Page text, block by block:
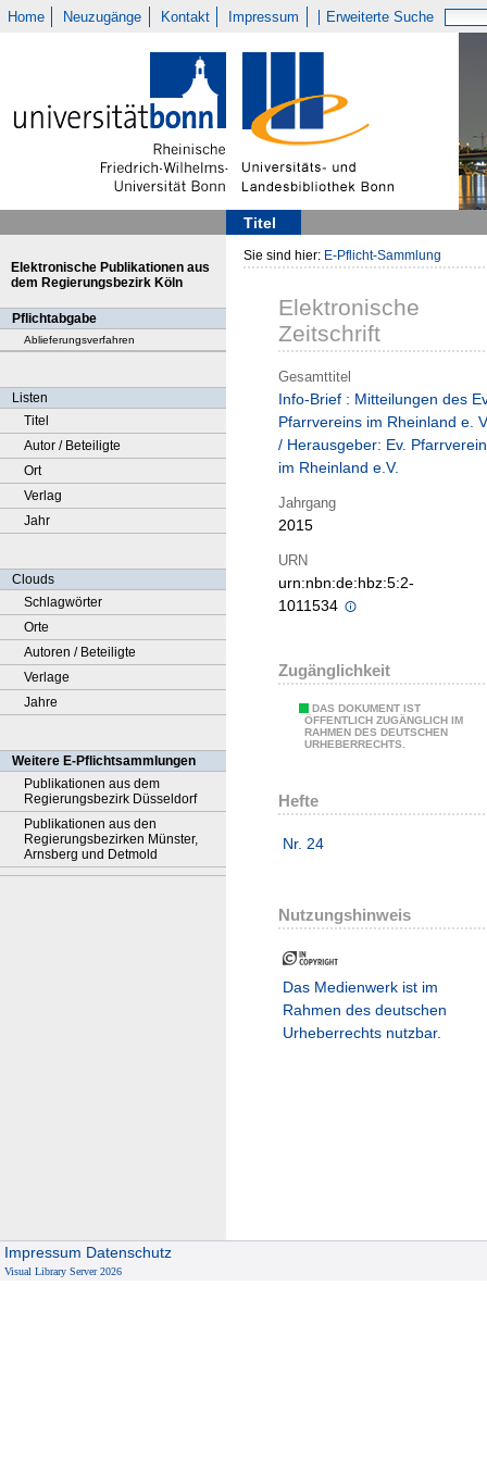
Home Neuzugänge Kontakt Impressum Erweiterte Suche
Titel
Elektronische Publikationen aus
dem Regierungsbezirk Köln
Pflichtabgabe
Ablieferungsverfahren
Listen
Titel
Autor / Beteiligte
Ort
Verlag
Jahr
Clouds
Schlagwörter
Orte
Autoren / Beteiligte
Verlage
Jahre
Weitere E-Pflichtsammlungen
Publikationen aus dem
Regierungsbezirk Düsseldorf
Publikationen aus den
Regierungsbezirken Münster,
Arnsberg und Detmold
Sie sind hier: E-Pflicht-Sammlung
Elektronische
Zeitschrift
Gesamttitel
Info-Brief : Mitteilungen des
Pfarrvereins im Rheinland e.
/ Herausgeber: Ev. Pfarrverein
im Rheinland e.V.
Jahrgang
2015
URN
urn:nbn:de:hbz:5:2-
1011534
Zugänglichkeit
DAS DOKUMENT IST
ÖFFENTLICH ZUGÄNGLICH IM
RAHMEN DES DEUTSCHEN
URHEBERRECHTS.
Hefte
Nr. 24
Nutzungshinweis
Das Medienwerk ist im
Rahmen des deutschen
Urheberrechts nutzbar.
Impressum Datenschutz
Visual Library Server 2026